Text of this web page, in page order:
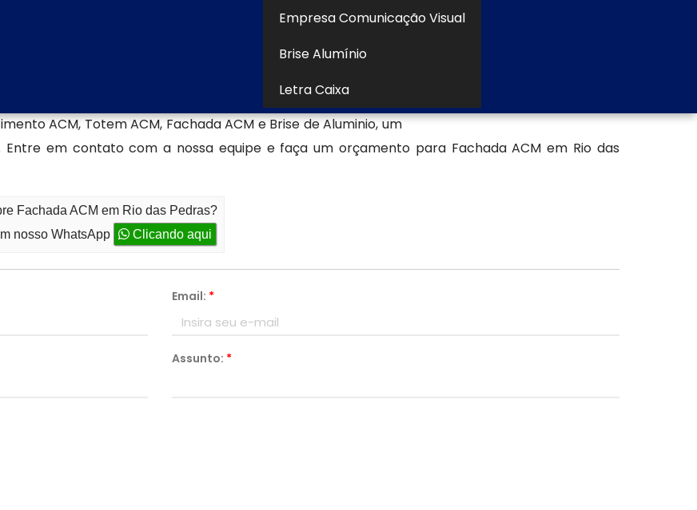
Empresa Comunicação Visual
Brise Alumínio
Letra Caixa
Visual Ltda que vem proporcionando, além de
ACM, Totem ACM, Fachada ACM e Brise de Aluminio, um
em contato com a nossa equipe e faça um orçamento para Fachada ACM em Rio das
Fachada ACM em Rio das Pedras?
nosso WhatsApp Clicando aqui
Email: *
Assunto: *